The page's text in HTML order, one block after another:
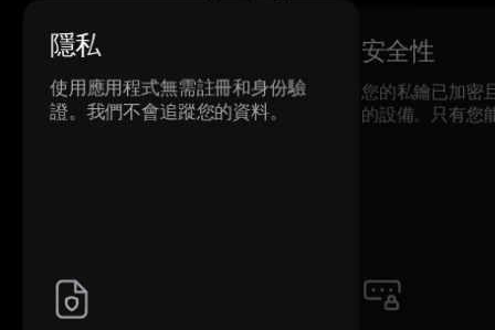
隱私
使用應用程式無需註冊和身份驗
證。我們不會追蹤您的資料。
安全性
您的私鑰已加密
的設備。只有您